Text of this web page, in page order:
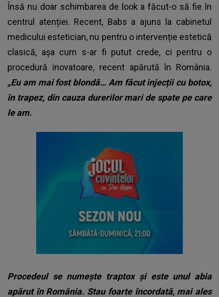
Însă nu doar schimbarea de look a făcut-o să fie în
centrul atenției. Recent, Babs a ajuns la cabinetul
medicului estetician, nu pentru o intervenție estetică
clasică, așa cum s-ar fi putut crede, ci pentru o
procedură inovatoare, recent apărută în România.
„Eu am mai fost blondă… Am făcut injecții cu botox,
în trapez, din cauza durerilor mari de spate pe care
le am.
Procedeul se numește traptox și este unul abia
apărut în România. Stau foarte încordată, mai ales